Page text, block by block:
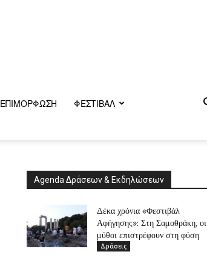
ΕΠΙΜΌΡΦΩΣΗ
ΦΕΣΤΙΒΑΛ
Agenda Δράσεων & Εκδηλώσεων
Δέκα χρόνια «Φεστιβάλ
Αφήγησης»: Στη Σαμοθράκη, οι
μύθοι επιστρέφουν στη φύση
Δράσεις